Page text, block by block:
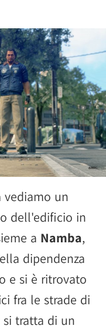
vediamo un
dell'edificio in
a Namba,
dipendenza
e si è ritrovato
fra le strade di
si tratta di un